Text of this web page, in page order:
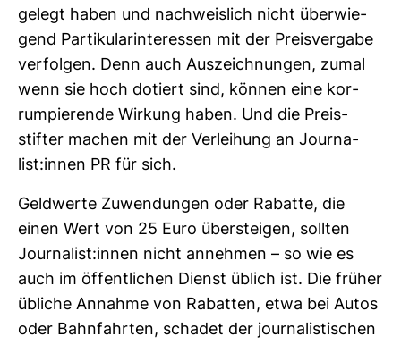
gelegt haben und nach­weis­lich nicht über­wie­
gend Par­ti­ku­lar­in­ter­essen mit der Preis­ver­gabe
ver­folgen. Denn auch Aus­zeich­nungen, zumal
wenn sie hoch dotiert sind, können eine kor­
rum­pie­rende Wir­kung haben. Und die Preis­
stifter machen mit der Ver­lei­hung an Jour­na­
list:innen PR für sich.
Geld­werte Zuwen­dungen oder Rabatte, die
einen Wert von 25 Euro über­steigen, sollten
Jour­na­list:innen nicht annehmen – so wie es
auch im öffent­li­chen Dienst üblich ist. Die früher
übliche Annahme von Rabatten, etwa bei Autos
oder Bahn­fahrten, schadet der jour­na­lis­ti­schen